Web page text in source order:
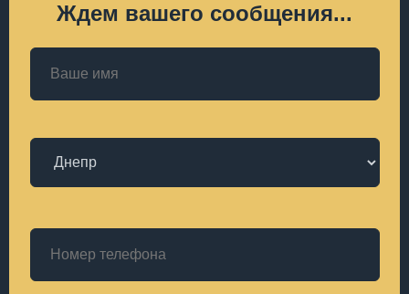
Ждем вашего сообщения...